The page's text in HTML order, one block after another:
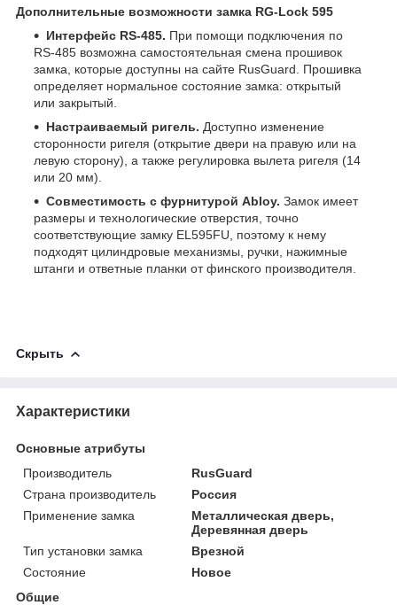
Дополнительные возможности замка RG-Lock 595
Интерфейс RS-485. При помощи подключения по
RS-485 возможна самостоятельная смена прошивок
замка, которые доступны на сайте RusGuard. Прошивка
определяет нормальное состояние замка: открытый
или закрытый.
Настраиваемый ригель. Доступно изменение
сторонности ригеля (открытие двери на правую или на
левую сторону), а также регулировка вылета ригеля (14
или 20 мм).
Совместимость с фурнитурой Abloy. Замок имеет
размеры и технологические отверстия, точно
соответствующие замку EL595FU, поэтому к нему
подходят цилиндровые механизмы, ручки, нажимные
штанги и ответные планки от финского производителя.
Скрыть
Характеристики
Основные атрибуты
Производитель
RusGuard
Страна производитель
Россия
Применение замка
Металлическая дверь,
Деревянная дверь
Тип установки замка
Врезной
Состояние
Новое
Общие